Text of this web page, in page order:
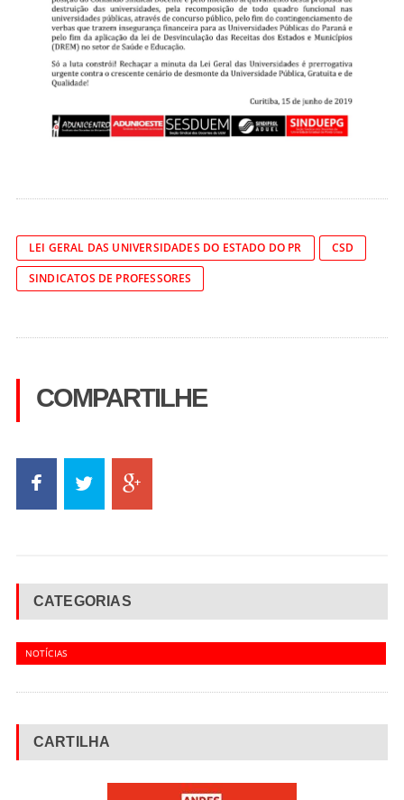
LEI GERAL DAS UNIVERSIDADES DO ESTADO DO PR
CSD
SINDICATOS DE PROFESSORES
COMPARTILHE
CATEGORIAS
NOTÍCIAS
CARTILHA